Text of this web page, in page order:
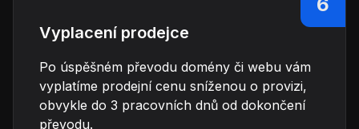
Vyplacení prodejce
Po úspěšném převodu domény či webu vám
vyplatíme prodejní cenu sníženou o provizi,
obvykle do 3 pracovních dnů od dokončení
převodu.